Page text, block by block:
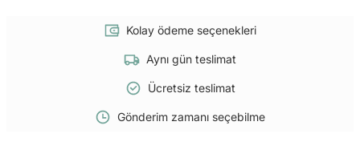
Kolay ödeme seçenekleri
Aynı gün teslimat
Ücretsiz teslimat
Gönderim zamanı seçebilme